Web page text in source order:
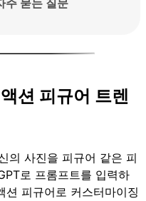
주 묻는 질문
션 피규어 트렌
의 사진을 피규어 같은 피
로 프롬프트를 입력하
션 피규어로 커스터마이징